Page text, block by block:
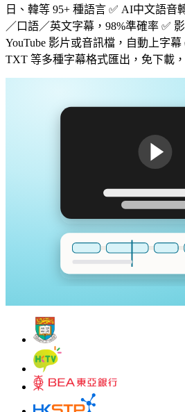
日、韓等 95+ 種語言 ✅ AI中文語音
／口語／英文字幕，98%準確率 ✅
YouTube 影片或音訊檔，自動上字幕
TXT 等多種字幕格式匯出，免下載